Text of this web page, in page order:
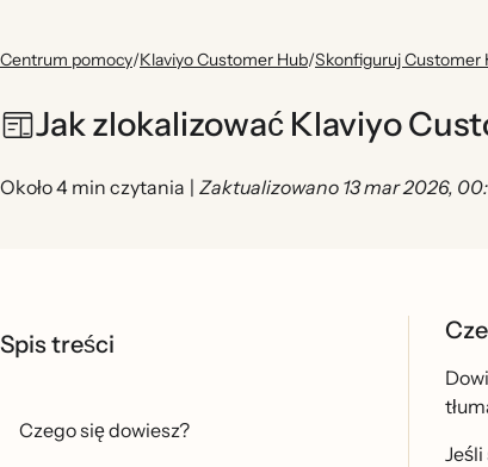
Centrum pomocy/Klaviyo Customer Hub/Skonfiguruj Customer
Jak zlokalizować Klaviyo
Około 4 min czytania | Zaktualizowano 13 mar 2026,
Spis treści
Czego się dowiesz?